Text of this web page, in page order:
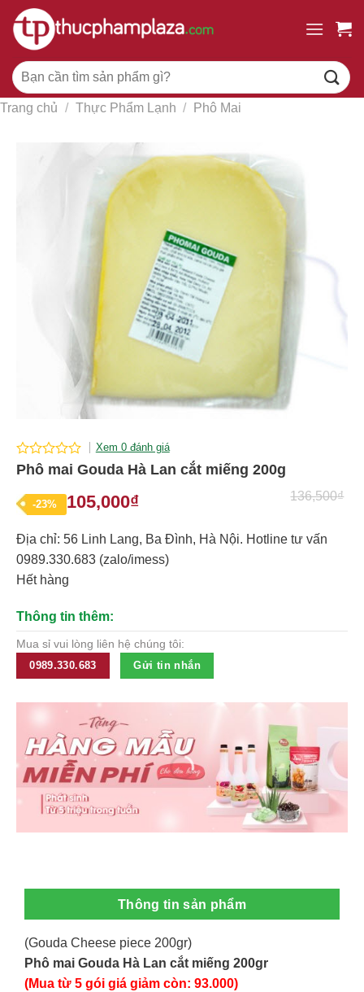
Chuyển
đến
dung
Tìm
kiếm:
Trang chủ / Thực Phẩm Lạnh / Phô Mai
0
of
5
Xem 0 đánh giá
Phô mai Gouda Hà Lan cắt miếng 200g
-23%
136,500₫
Giá
là:
136,500₫.
105,000₫Giá
tại
Địa chỉ: 56 Linh Lang, Ba Đình, Hà Nội. Hotline tư vấn
0989.330.683 (zalo/imess)
Hết hàng
Thông tin thêm:
Mua sỉ vui lòng liên hệ chúng tôi:
0989.330.683
Gửi tin nhắn
Thông tin sản phẩm
(Gouda Cheese piece 200gr)
Phô mai Gouda Hà Lan cắt miếng 200gr
(Mua từ 5 gói giá giảm còn: 93.000)